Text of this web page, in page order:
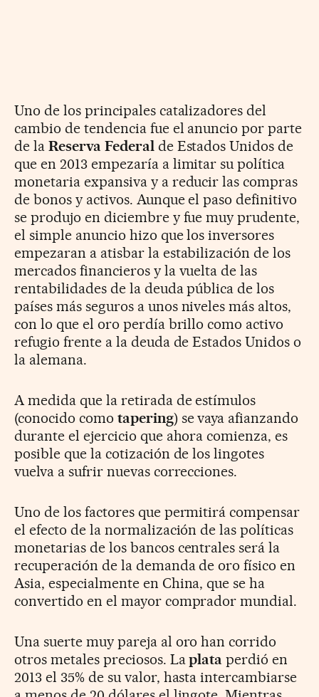
Uno de los principales catalizadores del
cambio de tendencia fue el anuncio por parte
de la Reserva Federalde Estados Unidos de
que en 2013 empezaría a limitar su política
monetaria expansiva y a reducir las compras
de bonos y activos. Aunque el paso definitivo
se produjo en diciembre y fue muy prudente,
el simple anuncio hizo que los inversores
empezaran a atisbar la estabilización de los
mercados financieros y la vuelta de las
rentabilidades de la deuda pública de los
países más seguros a unos niveles más altos,
con lo que el oro perdía brillo como activo
refugio frente a la deuda de Estados Unidos o
la alemana.
A medida que la retirada de estímulos
(conocido como tapering) se vaya afianzando
durante el ejercicio que ahora comienza, es
posible que la cotización de los lingotes
vuelva a sufrir nuevas correcciones.
Uno de los factores que permitirá compensar
el efecto de la normalización de las políticas
monetarias de los bancos centrales será la
recuperación de la demanda de oro físico en
Asia, especialmente en China, que se ha
convertido en el mayor comprador mundial.
Una suerte muy pareja al oro han corrido
otros metales preciosos. Laplata perdió en
2013 el 35% de su valor, hasta intercambiarse